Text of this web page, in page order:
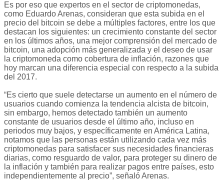
Es por eso que expertos en el sector de criptomonedas,
como Eduardo Arenas, consideran que esta subida en el
precio del bitcoin se debe a múltiples factores, entre los que
destacan los siguientes: un crecimiento constante del sector
en los últimos años, una mejor comprensión del mercado de
bitcoin, una adopción más generalizada y el deseo de usar
la criptomoneda como cobertura de inflación, razones que
hoy marcan una diferencia especial con respecto a la subida
del 2017.
“Es cierto que suele detectarse un aumento en el número de
usuarios cuando comienza la tendencia alcista de bitcoin,
sin embargo, hemos detectado también un aumento
constante de usuarios desde el último año, incluso en
periodos muy bajos, y específicamente en América Latina,
notamos que las personas están utilizando cada vez más
criptomonedas para satisfacer sus necesidades financieras
diarias, como resguardo de valor, para proteger su dinero de
la inflación y también para realizar pagos entre países, esto
independientemente al precio”, señaló Arenas.